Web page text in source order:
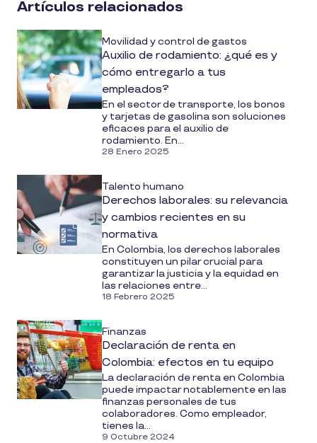
media
Artículos relacionados
Movilidad y control de gastos
Auxilio de rodamiento: ¿qué es y
cómo entregarlo a tus
empleados?
En el sector de transporte, los bonos
y tarjetas de gasolina son soluciones
eficaces para el auxilio de
rodamiento. En...
28 Enero 2025
Talento humano
Derechos laborales: su relevancia
y cambios recientes en su
normativa
En Colombia, los derechos laborales
constituyen un pilar crucial para
garantizar la justicia y la equidad en
las relaciones entre...
18 Febrero 2025
Finanzas
Declaración de renta en
Colombia: efectos en tu equipo
La declaración de renta en Colombia
puede impactar notablemente en las
finanzas personales de tus
colaboradores. Como empleador,
tienes la...
9 Octubre 2024